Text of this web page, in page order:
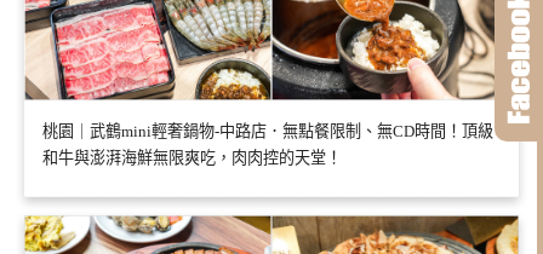
桃園｜武鶴mini輕奢鍋物-中路店．無點餐限制、無CD時間！頂級
和牛與澎湃海鮮無限爽吃，肉肉控的天堂！